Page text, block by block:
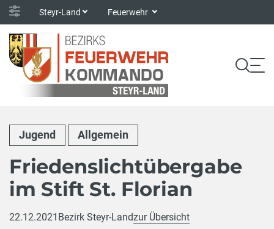
Steyr-Land Feuerwehr
Jugend Allgemein
Friedenslichtübergabe
im Stift St. Florian
22.12.2021 Bezirk Steyr-Landzur Übersicht